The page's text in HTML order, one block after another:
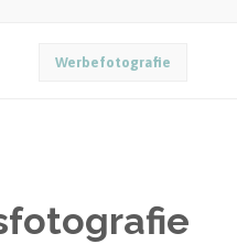
Werbefotografie